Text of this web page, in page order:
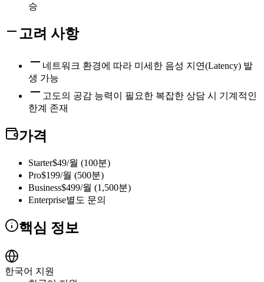
승
고려 사항
네트워크 환경에 따라 미세한 음성 지연(Latency) 발
생 가능
고도의 공감 능력이 필요한 복잡한 상담 시 기계적인
한계 존재
가격
Starter$49/월 (100분)
Pro$199/월 (500분)
Business$499/월 (1,500분)
Enterprise별도 문의
핵심 정보
한국어 지원